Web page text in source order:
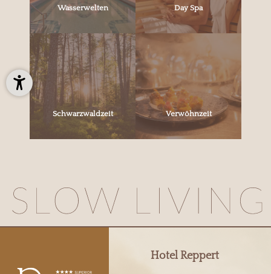
Wasserwelten Day Spa
Schwarzwaldzeit Verwöhnzeit
Hotel Reppert